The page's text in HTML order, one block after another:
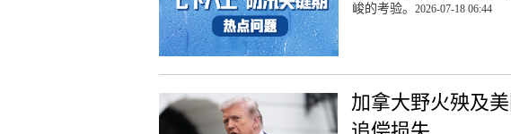
峻的考验。 2026-07-18 06:44
加拿大野火殃及